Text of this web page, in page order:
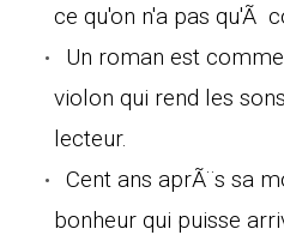
ce qu'on n'a pas qu'Ã
Un roman est
violon qui rend les
lecteur.
Cent ans aprÃ¨s sa
bonheur qui puisse